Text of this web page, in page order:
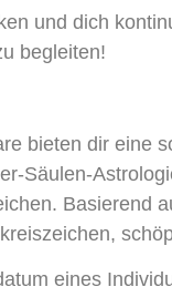
und dich
begleiten!
bieten dir eine
Säulen-
Basierend
eines